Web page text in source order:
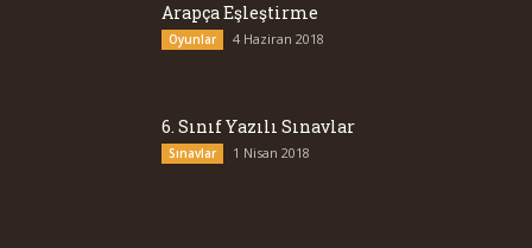
Arapça Eşleştirme
Oyunlar 4 Haziran 2018
6. Sınıf Yazılı Sınavlar
Sınavlar 1 Nisan 2018